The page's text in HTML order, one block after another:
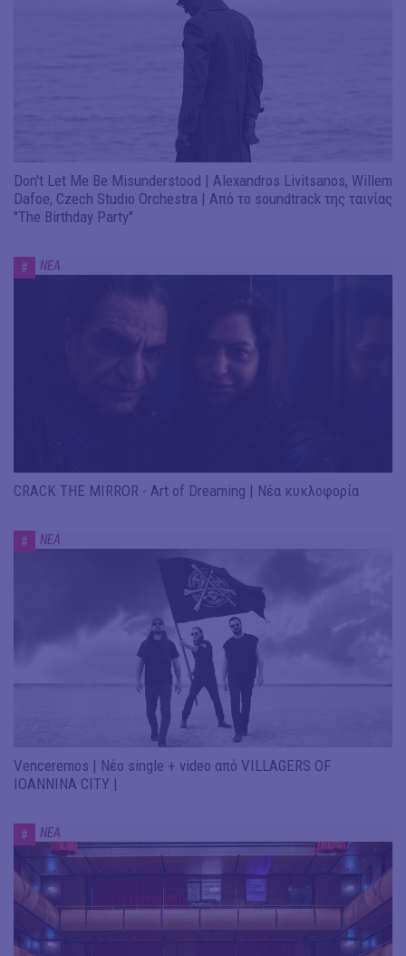
Don't Let Me Be Misunderstood | Alexandros Livitsanos, Willem
Dafoe, Czech Studio Orchestra | Από το soundtrack της ταινίας
"The Birthday Party"
# ΝΕΑ
CRACK THE MIRROR - Art of Dreaming | Νέα κυκλοφορία
# ΝΕΑ
Venceremos | Νέο single + video από VILLAGERS OF
IOANNINA CITY |
# ΝΕΑ